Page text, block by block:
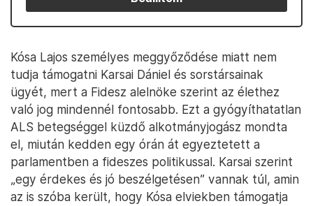
Kósa Lajos személyes meggyőződése miatt nem
tudja támogatni Karsai Dániel és sorstársainak
ügyét, mert a Fidesz alelnöke szerint az élethez
való jog mindennél fontosabb. Ezt a gyógyíthatatlan
ALS betegséggel küzdő alkotmányjogász mondta
el, miután kedden egy órán át egyeztetett a
parlamentben a fideszes politikussal. Karsai szerint
„egy érdekes és jó beszélgetésen” vannak túl, amin
az is szóba került, hogy Kósa elviekben támogatja